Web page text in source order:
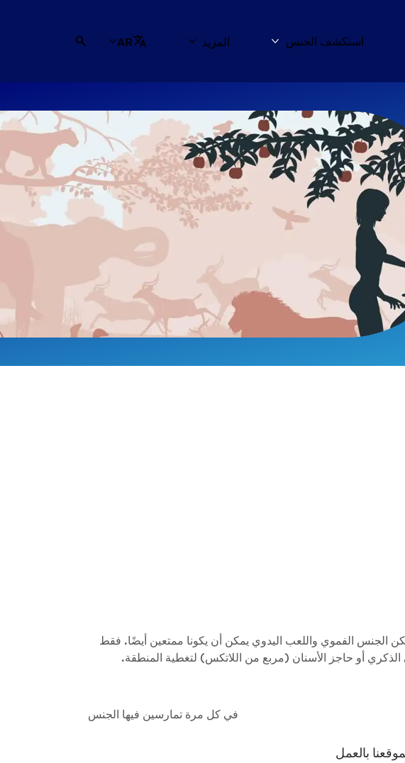
جميع المنتجات
استكشف الجنس المزيد استكشف الجنس
المزيد AR
الجنس الفموي واللعب اليدوي يمكن أن يكونا ممتعين أيضًا. فقط
بالأمراض المنقولة جنسيًا في كل مرة تمارسين فيها الجنس
بالعمل